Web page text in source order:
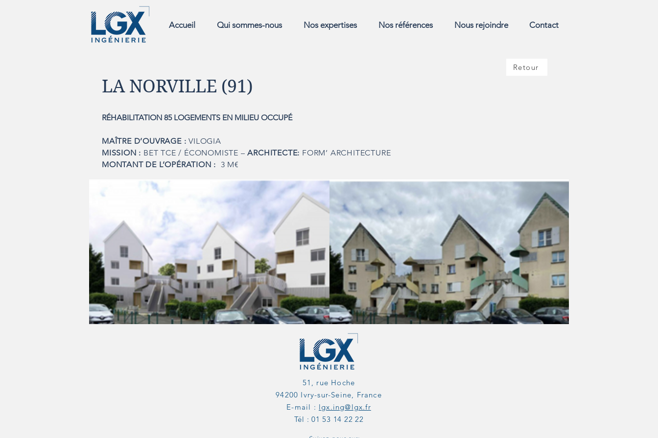
Accueil Qui sommes-nous Nos expertises Nos références Nous rejoindre Contact
LA NORVILLE (91)
RÉHABILITATION 85 LOGEMENTS EN MILIEU OCCUPÉ
MAÎTRE D’OUVRAGE :VILOGIA
MISSION : BET TCE / ÉCONOMISTE – ARCHITECTE: FORM’ ARCHITECTURE
MONTANT DE L’OPÉRATION :
3 M€
Retour
51, rue Hoche
94200 Ivry-sur-Seine, France
E-mail : lgx.ing@lgx.fr
Tél : 01 53 14 22 22